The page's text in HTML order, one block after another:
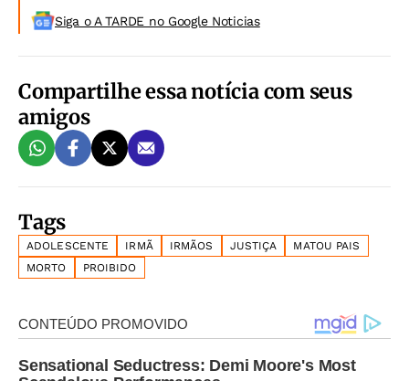
Siga o A TARDE no Google Noticias
Compartilhe essa notícia com seus
amigos
Tags
ADOLESCENTE IRMÃ IRMÃOS JUSTIÇA
MATOU PAIS
MORTO
PROIBIDO